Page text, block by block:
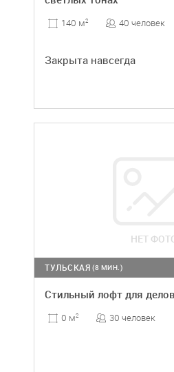
140 м2 40 человек
Закрыта навсегда
НЕТ
(8 МИН.)
ТУЛЬСКАЯ
Стильный лофт для
0 м2 30 человек